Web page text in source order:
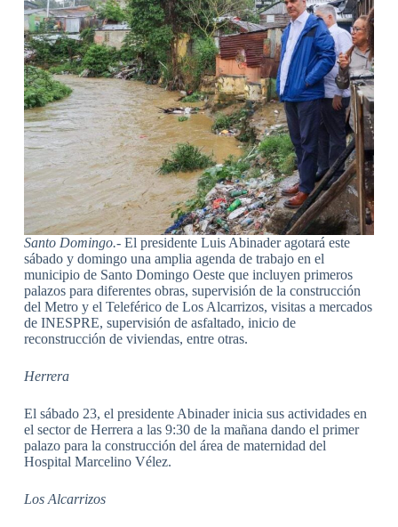
Santo Domingo.-El presidente Luis Abinader agotará este
sábado y domingo una amplia agenda de trabajo en el
municipio de Santo Domingo Oeste que incluyen primeros
palazos para diferentes obras, supervisión de la construcción
del Metro y el Teleférico de Los Alcarrizos, visitas a mercados
de INESPRE, supervisión de asfaltado, inicio de
reconstrucción de viviendas, entre otras.
Herrera
El sábado 23, el presidente Abinader inicia sus actividades en
el sector de Herrera a las 9:30 de la mañana dando el primer
palazo para la construcción del área de maternidad del
Hospital Marcelino Vélez.
Los Alcarrizos